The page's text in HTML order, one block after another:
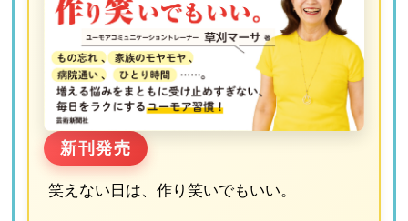
新刊発売
笑えない日は、作り笑いでもいい。